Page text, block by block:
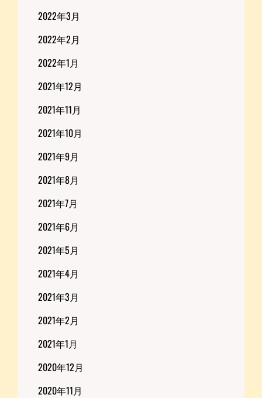
2022年3月
2022年2月
2022年1月
2021年12月
2021年11月
2021年10月
2021年9月
2021年8月
2021年7月
2021年6月
2021年5月
2021年4月
2021年3月
2021年2月
2021年1月
2020年12月
2020年11月